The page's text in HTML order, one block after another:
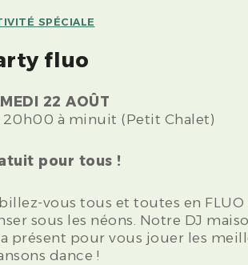
SPÉCIALE
fluo
22 AOÛT
20h00 à minuit (Petit Chalet)
pour tous !
vous tous et toutes en FLUO
sous les néons. Notre DJ
présent pour vous jouer les
dance !